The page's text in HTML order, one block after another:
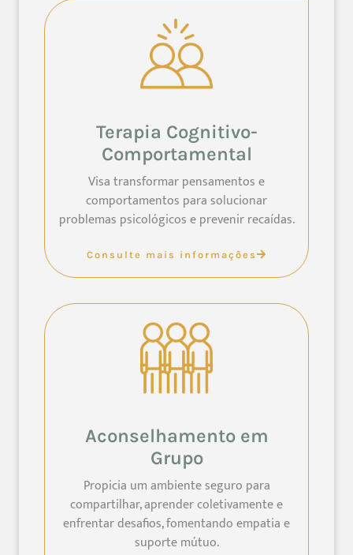
Terapia Cognitivo-
Comportamental
Visa transformar pensamentos e
comportamentos para solucionar
problemas psicológicos e prevenir recaídas.
Consulte mais informações
Aconselhamento em
Grupo
Propicia um ambiente seguro para
compartilhar, aprender coletivamente e
enfrentar desafios, fomentando empatia e
suporte mútuo.